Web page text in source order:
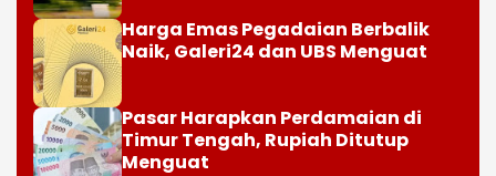
Harga Emas Pegadaian Berbalik
Naik, Galeri24 dan UBS Menguat
Pasar Harapkan Perdamaian di
Timur Tengah, Rupiah Ditutup
Menguat